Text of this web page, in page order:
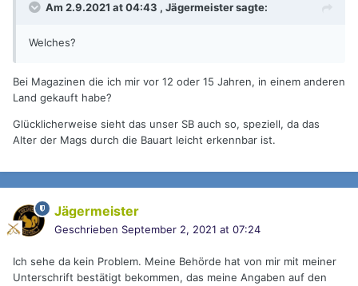
Am 2.9.2021 at 04:43 , Jägermeistersagte:
Welches?
Bei Magazinen die ich mir vor 12 oder 15 Jahren, in einem anderen
Land gekauft habe?
Glücklicherweise sieht das unser SB auch so, speziell, da das
Alter der Mags durch die Bauart leicht erkennbar ist.
Jägermeister
Geschrieben September 2, 2021 at 07:24
Ich sehe da kein Problem. Meine Behörde hat von mir mit meiner
Unterschrift bestätigt bekommen, das meine Angaben auf den